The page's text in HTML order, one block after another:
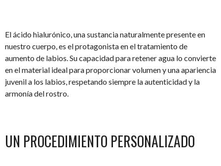
El ácido hialurónico, una sustancia naturalmente presente en
nuestro cuerpo, es el protagonista en el tratamiento de
aumento de labios. Su capacidad para retener agua lo convierte
en el material ideal para proporcionar volumen y una apariencia
juvenil a los labios, respetando siempre la autenticidad y la
armonía del rostro.
UN PROCEDIMIENTO PERSONALIZADO